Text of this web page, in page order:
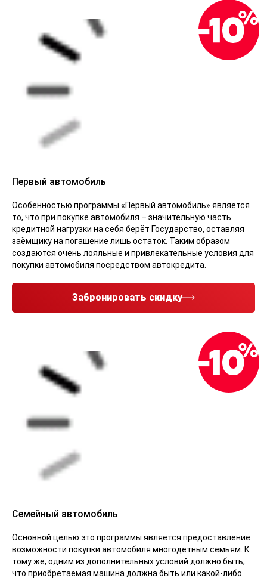
Первый автомобиль
Особенностью программы «Первый автомобиль» является
то, что при покупке автомобиля – значительную часть
кредитной нагрузки на себя берёт Государство, оставляя
заёмщику на погашение лишь остаток. Таким образом
создаются очень лояльные и привлекательные условия для
покупки автомобиля посредством автокредита.
Забронировать скидку
Семейный автомобиль
Основной целью это программы является предоставление
возможности покупки автомобиля многодетным семьям. К
тому же, одним из дополнительных условий должно быть,
что приобретаемая машина должна быть или какой-либо